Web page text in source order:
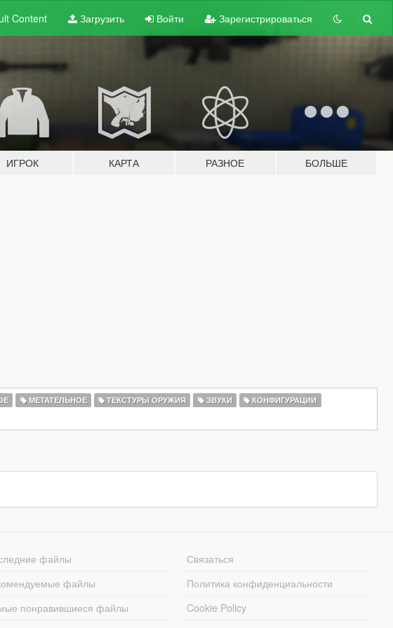
Content Загрузить Войти Зарегистрироваться
ИГРОК КАРТА РАЗНОЕ БОЛЬШЕ
МЕТАТЕЛЬНОЕ ТЕКСТУРЫ ОРУЖИЯ ЗВУКИ
КОНФИГУРАЦИИ
файлы
файлы
понравившиеся файлы
Связаться
Политика конфиденциальности
Cookie Policy